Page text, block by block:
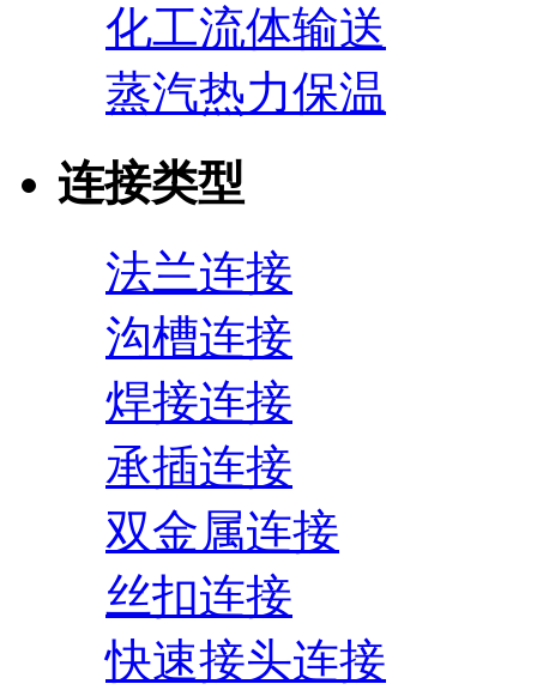
化工流体输送
蒸汽热力保温
连接类型
法兰连接
沟槽连接
焊接连接
承插连接
双金属连接
丝扣连接
快速接头连接